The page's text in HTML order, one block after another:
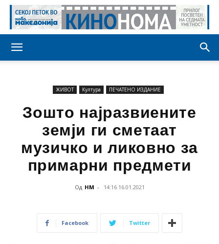
ЖИВОТ Култура ПЕЧАТЕНО ИЗДАНИЕ
Зoшто најразвиените
земји ги сметаат
музичко и ликовно за
примарни предмети
Од НМ - 14:16 16.01.2021
Facebook Twitter